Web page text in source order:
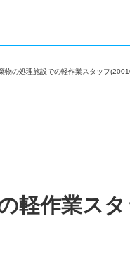
棄物の処理施設での軽作業スタッフ
軽作業ス